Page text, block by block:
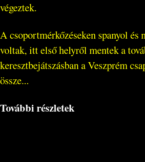
végeztek.
A csoportmérkőzéseken spanyol és
voltak, itt első helyről mentek a
keresztbejátszásban a Veszprém
össze...
További részletek